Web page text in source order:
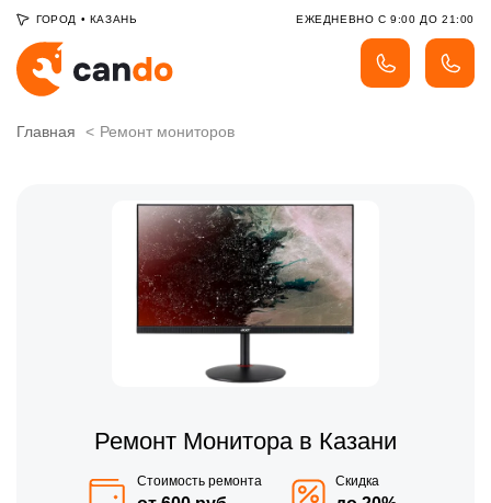
ГОРОД • КАЗАНЬ ЕЖЕДНЕВНО С 9:00 ДО 21:00
Главная Ремонт мониторов
Ремонт Монитора в Казани
Стоимость ремонта Скидка